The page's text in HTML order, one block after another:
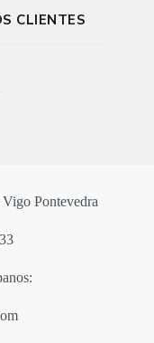
CLIENTES
Pontevedra